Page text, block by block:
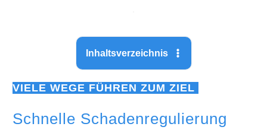
Inhaltsverzeichnis
VIELE WEGE FÜHREN ZUM ZIEL
Schnelle Schadenregulierung